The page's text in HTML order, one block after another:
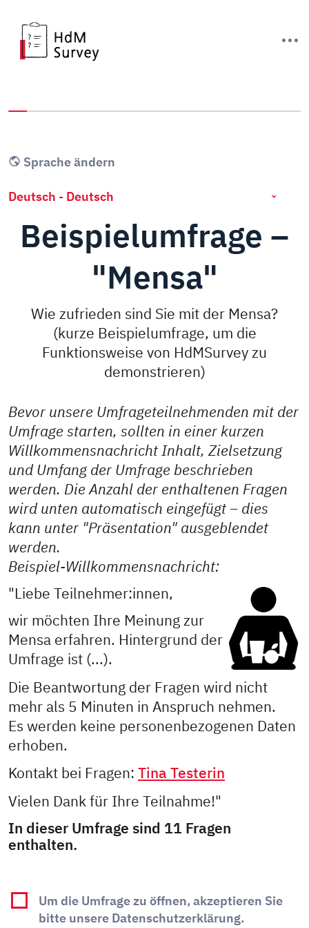
Sprache ändern
Beispielumfrage –
"Mensa"
Wie zufrieden sind Sie mit der Mensa?
(kurze Beispielumfrage, um die
Funktionsweise von HdMSurvey zu
demonstrieren)
Bevor unsere Umfrageteilnehmenden mit der
Umfrage starten, sollten in einer kurzen
Willkommensnachricht Inhalt, Zielsetzung
und Umfang der Umfrage beschrieben
werden. Die Anzahl der enthaltenen Fragen
wird unten automatisch eingefügt – dies
kann unter "Präsentation" ausgeblendet
werden.
Beispiel-Willkommensnachricht:
"Liebe Teilnehmer:innen,
wir möchten Ihre Meinung zur
Mensa erfahren. Hintergrund der
Umfrage ist (...).
Die Beantwortung der Fragen wird nicht
mehr als 5 Minuten in Anspruch nehmen.
Es werden keine personenbezogenen Daten
erhoben.
Kontakt bei Fragen: Tina Testerin
Vielen Dank für Ihre Teilnahme!"
In dieser Umfrage sind 11 Fragen
enthalten.
Um die Umfrage zu öffnen, akzeptieren Sie
bitte unsere Datenschutzerklärung.